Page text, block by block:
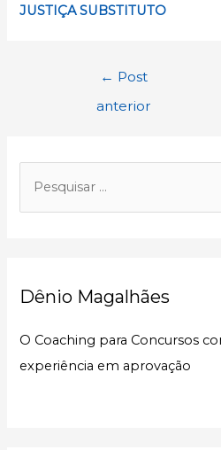
JUSTIÇA SUBSTITUTO
Navegação
← Post
anterior
iDênio Magalhães
O Coaching para Concursos
experiência em aprovação